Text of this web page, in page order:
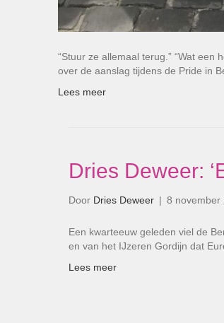
“Stuur ze allemaal terug.” “Wat
over de aanslag tijdens de Pride in
Lees meer
Dries Deweer:
Door Dries Deweer | 8 november
Een kwarteeuw geleden viel de
en van het IJzeren Gordijn dat
Lees meer